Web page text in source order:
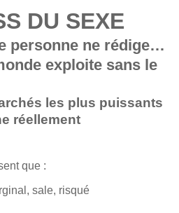
DU SEXE
personne ne rédige…
exploite sans le
les plus puissants
réellement
que :
sale, risqué